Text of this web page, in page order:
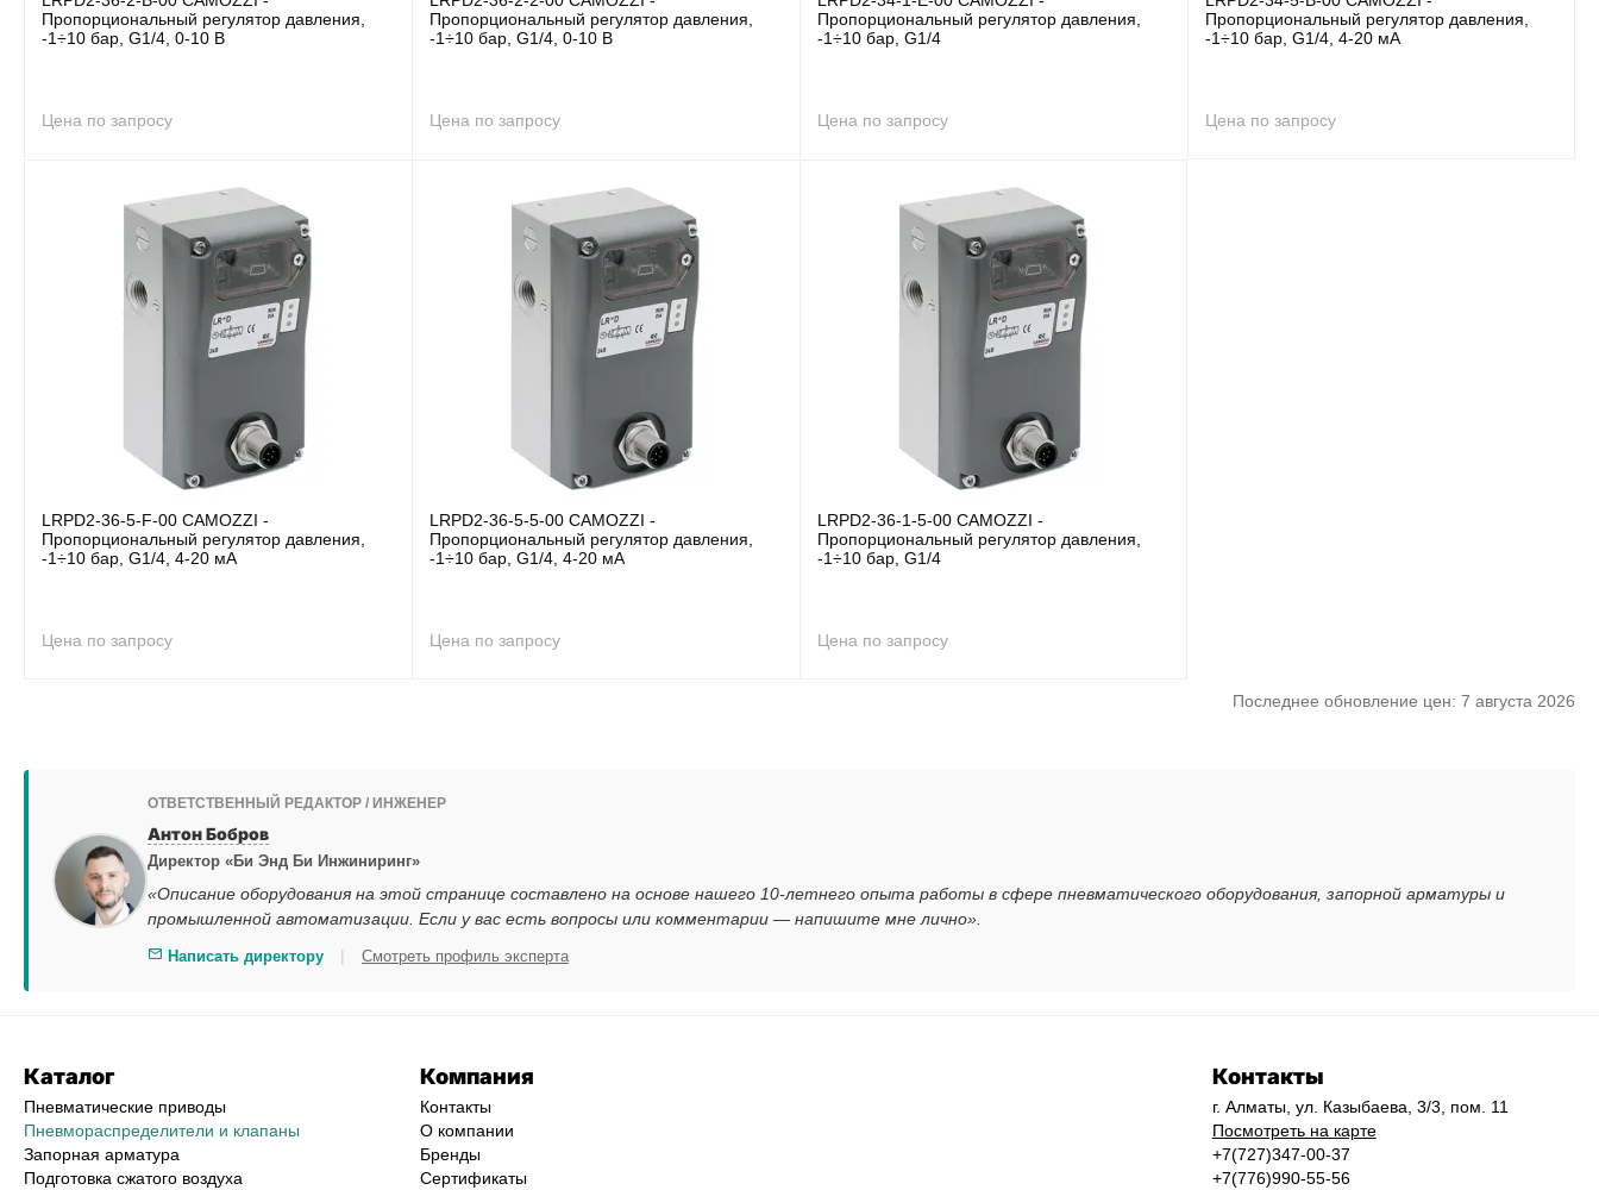
Пропорциональный регулятор давления,
-1÷10 бар, G1/4, 0-10 В
Цена по запросу
Пропорциональный регулятор давления,
-1÷10 бар, G1/4, 0-10 В
Цена по запросу
Пропорциональный регулятор давления,
-1÷10 бар, G1/4
Цена по запросу
Пропорциональный регулятор давления,
-1÷10 бар, G1/4, 4-20 мА
Цена по запросу
LRPD2-36-5-F-00 CAMOZZI -
Пропорциональный регулятор давления,
-1÷10 бар, G1/4, 4-20 мА
Цена по запросу
LRPD2-36-5-5-00 CAMOZZI -
Пропорциональный регулятор давления,
-1÷10 бар, G1/4, 4-20 мА
Цена по запросу
LRPD2-36-1-5-00 CAMOZZI -
Пропорциональный регулятор давления,
-1÷10 бар, G1/4
Цена по запросу
Последнее обновление цен: 7 августа 2026
ОТВЕТСТВЕННЫЙ РЕДАКТОР / ИНЖЕНЕР
Антон Бобров
Директор «Би Энд Би Инжиниринг»
«Описание оборудования на этой странице составлено на основе нашего 10-летнего опыта работы в сфере пневматического оборудования, запорной арматуры и
промышленной автоматизации. Если у вас есть вопросы или комментарии — напишите мне лично».
Написать директору | Смотреть профиль эксперта
Каталог
Пневматические приводы
Пневмораспределители и клапаны
Запорная арматура
Подготовка сжатого воздуха
Компания
Контакты
О компании
Бренды
Сертификаты
Контакты
г. Алматы, ул. Казыбаева, 3/3, пом. 11
Посмотреть на карте
+7(727)347-00-37
+7(776)990-55-56